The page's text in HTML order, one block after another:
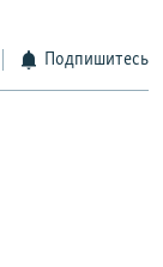
Подпишитесь